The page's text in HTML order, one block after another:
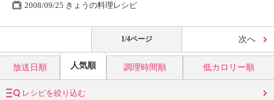
2008/09/25 きょうの料理レシピ
1/4ページ 次へ
放送日順 人気順 調理時間順 低カロリー順
レシピを絞り込む